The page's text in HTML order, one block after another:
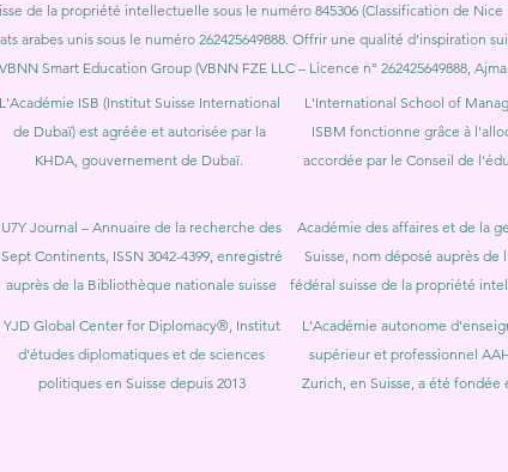
de la propriété intellectuelle sous le numéro 845306 (Classification de Nice
arabes unis sous le numéro 262425649888. Offrir une qualité d'inspiration
Smart Education Group (VBNN FZE LLC – Licence n° 262425649888,
L'Académie ISB (Institut Suisse International
de Dubaï) est agréée et autorisée par la
KHDA, gouvernement de Dubaï.
L'International School of
ISBM fonctionne grâce à
accordée par le Conseil de
U7Y Journal – Annuaire de la recherche des
Sept Continents, ISSN 3042-4399, enregistré
auprès de la Bibliothèque nationale suisse
Académie des affaires et de la
Suisse, nom déposé auprès de
fédéral suisse de la propriété
YJD Global Center for Diplomacy®, Institut
d'études diplomatiques et de sciences
politiques en Suisse depuis 2013
L'Académie autonome
supérieur et professionnel
Zurich, en Suisse, a été fondée